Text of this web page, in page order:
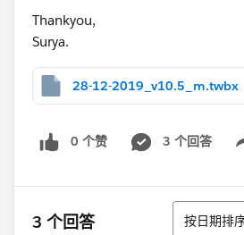
Thankyou,
Surya.
28-12-2019_v10.5_m.twbx
0 个赞 3 个回答
3 个回答 排序
按日期排